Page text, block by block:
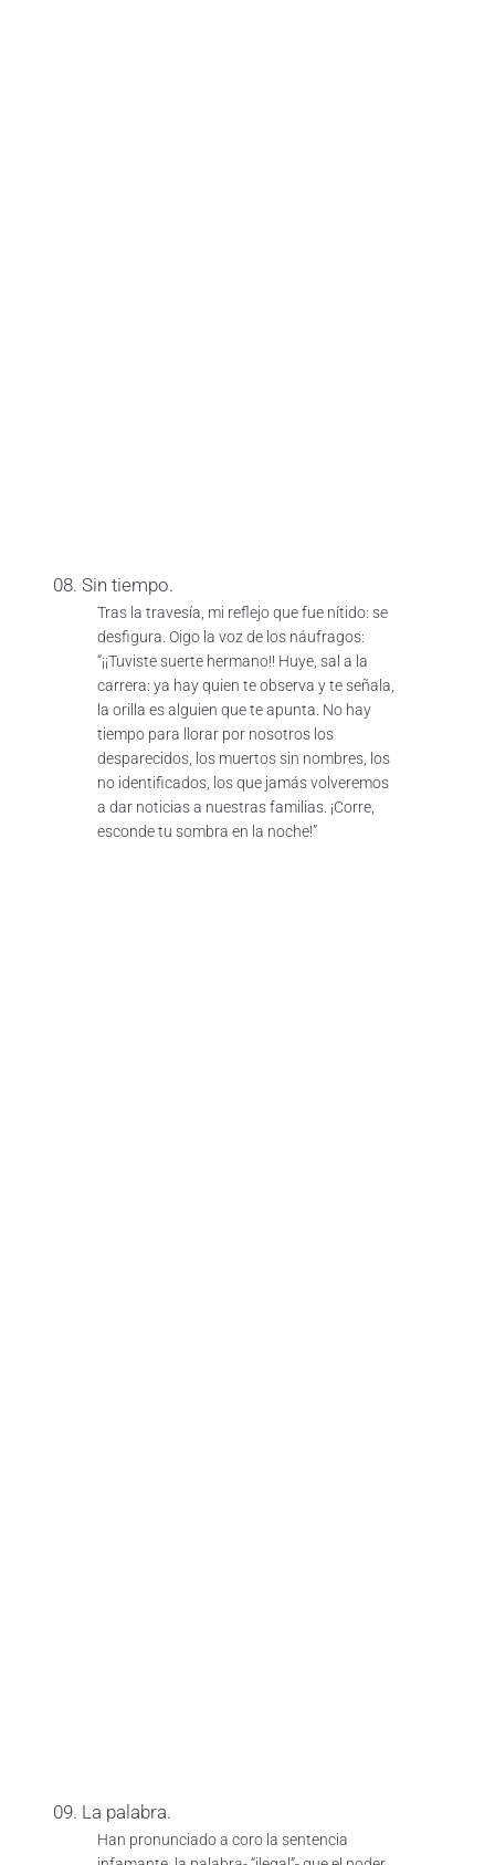
08. Sin tiempo.
Tras la travesía, mi reflejo que fue nítido: se
desfigura. Oigo la voz de los náufragos:
“¡¡Tuviste suerte hermano!! Huye, sal a la
carrera: ya hay quien te observa y te señala,
la orilla es alguien que te apunta. No hay
tiempo para llorar por nosotros los
desparecidos, los muertos sin nombres, los
no identificados, los que jamás volveremos
a dar noticias a nuestras familias. ¡Corre,
esconde tu sombra en la noche!”
09. La palabra.
Han pronunciado a coro la sentencia